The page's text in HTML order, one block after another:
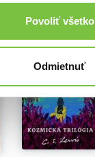
Povoliť všetko
Odmietnuť
Viac z tejto kategórie